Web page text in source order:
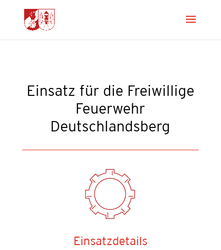
Ein­satz für die Frei­wil­li­ge
Feu­er­wehr
Deutschlandsberg
Ein­satz­de­tails